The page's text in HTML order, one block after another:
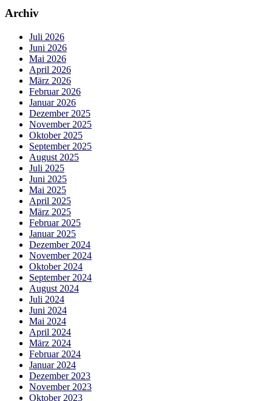
Archiv
Juli 2026
Juni 2026
Mai 2026
April 2026
März 2026
Februar 2026
Januar 2026
Dezember 2025
November 2025
Oktober 2025
September 2025
August 2025
Juli 2025
Juni 2025
Mai 2025
April 2025
März 2025
Februar 2025
Januar 2025
Dezember 2024
November 2024
Oktober 2024
September 2024
August 2024
Juli 2024
Juni 2024
Mai 2024
April 2024
März 2024
Februar 2024
Januar 2024
Dezember 2023
November 2023
Oktober 2023